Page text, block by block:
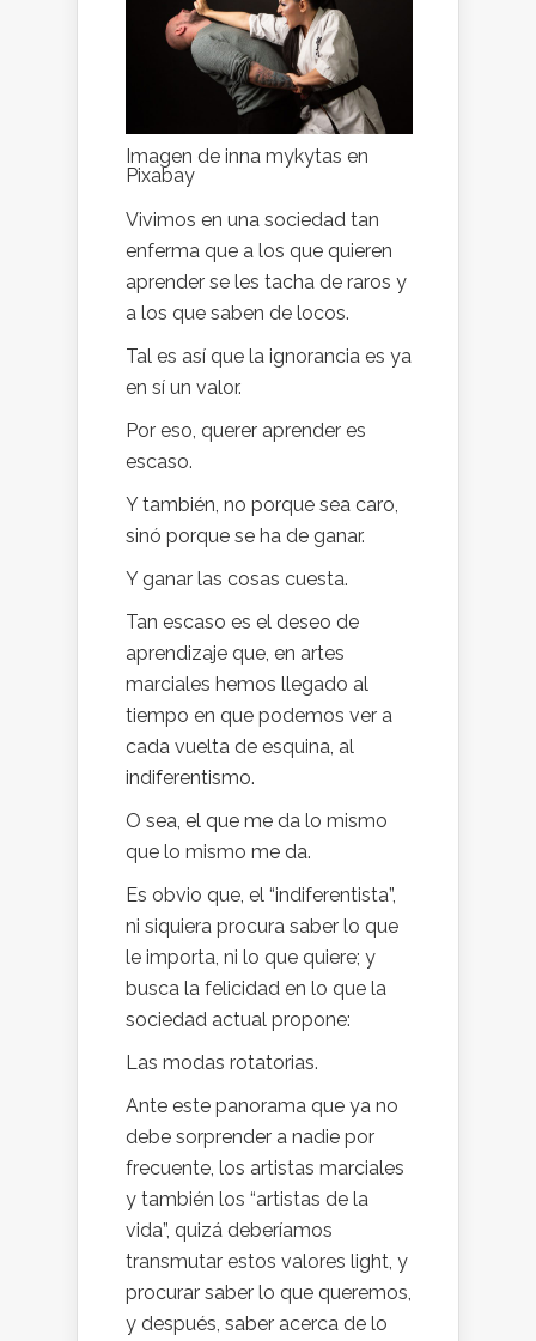
Imagen de inna mykytas en
Pixabay
Vivimos en una sociedad tan
enferma que a los que quieren
aprender se les tacha de raros y
a los que saben de locos.
Tal es así que la ignorancia es ya
en sí un valor.
Por eso, querer aprender es
escaso.
Y también, no porque sea caro,
sinó porque se ha de ganar.
Y ganar las cosas cuesta.
Tan escaso es el deseo de
aprendizaje que, en artes
marciales hemos llegado al
tiempo en que podemos ver a
cada vuelta de esquina, al
indiferentismo.
O sea, el que me da lo mismo
que lo mismo me da.
Es obvio que, el “indiferentista”,
ni siquiera procura saber lo que
le importa, ni lo que quiere; y
busca la felicidad en lo que la
sociedad actual propone:
Las modas rotatorias.
Ante este panorama que ya no
debe sorprender a nadie por
frecuente, los artistas marciales
y también los “artistas de la
vida”, quizá deberíamos
transmutar estos valores light, y
procurar saber lo que queremos,
y después, saber acerca de lo